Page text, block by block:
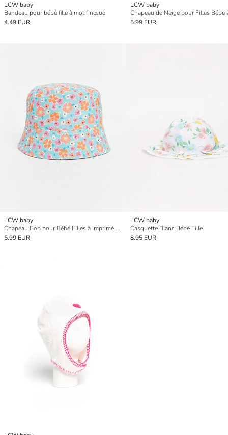
LCW baby
Bandeau pour bébé fille à motif nœud
4.49 EUR
LCW baby
5.99 EUR
LCW baby
Chapeau Bob pour Bébé Filles à Imprimé Floral
5.99 EUR
LCW baby
Casquette Blanc Bébé Fille
8.95 EUR